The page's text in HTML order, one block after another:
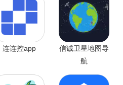
连连控app
信诚卫星地图导
航